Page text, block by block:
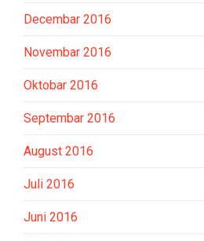
Decembar 2016
Novembar 2016
Oktobar 2016
Septembar 2016
August 2016
Juli 2016
Juni 2016